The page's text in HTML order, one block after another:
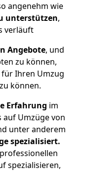
angenehm wie
unterstützen,
verläuft
Angebote, und
zu können,
Ihren Umzug
können.
Erfahrung im
auf Umzüge von
unter anderem
spezialisiert.
spezialisieren,